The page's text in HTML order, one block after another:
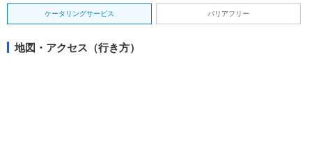
ケータリングサービス バリアフリー
地図・アクセス（行き方）